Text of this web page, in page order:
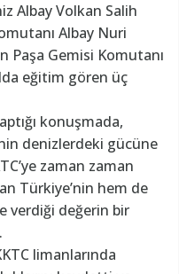
Albay Volkan Salih
Albay Nuri
Paşa Gemisi Komutanı
eğitim gören üç
konuşmada,
denizlerdeki gücüne
zaman zaman
Türkiye’nin hem de
verdiği değerin bir
limanlarında